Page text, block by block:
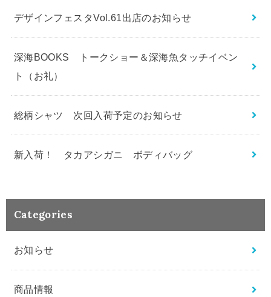
デザインフェスタVol.61出店のお知らせ
深海BOOKS トークショー＆深海魚タッチイベン
ト（お礼）
総柄シャツ 次回入荷予定のお知らせ
新入荷！ タカアシガニ ボディバッグ
Categories
お知らせ
商品情報